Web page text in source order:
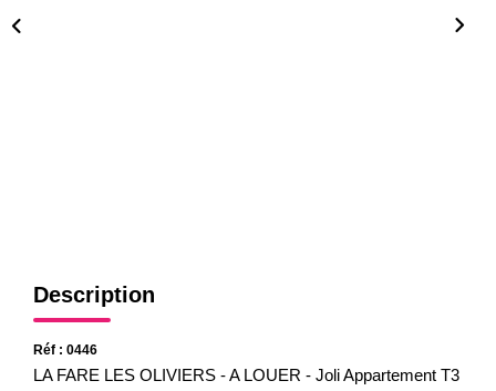
Description
Réf : 0446
LA FARE LES OLIVIERS - A LOUER - Joli Appartement T3